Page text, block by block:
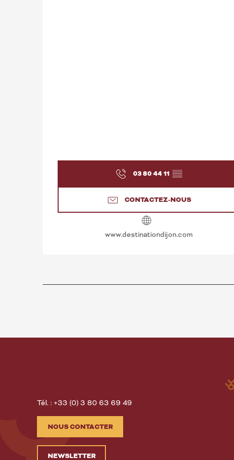
03 80 44 11 ▒▒
CONTACTEZ-NOUS
www.destinationdijon.com
Tél. : +33 (0) 3 80 63 69 49
NOUS CONTACTER
NEWSLETTER